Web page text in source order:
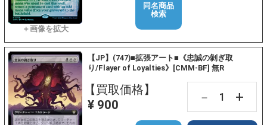
同名商品
検索
【JP】(747)■拡張アート■《忠誠の剝ぎ取
り/Flayer of Loyalties》[CMM-BF] 無R
【買取価格】
¥ 900
－ +